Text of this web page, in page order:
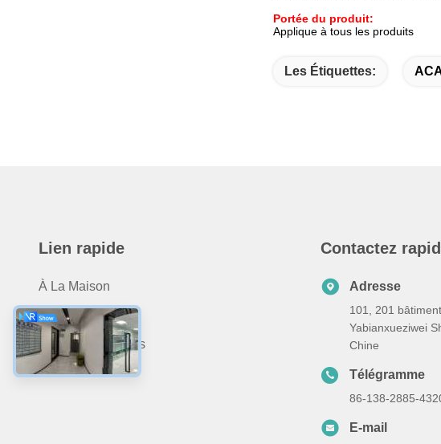
Portée du produit:
Applique à tous les produits
Les Étiquettes:
Lien rapide
À La Maison
Produits
À Propos De Nous
Nous Contacter
Contactez
Adresse
101, 201
Yabianxueziwei
Chine
Télégramme
86-138-2885-
E-mail